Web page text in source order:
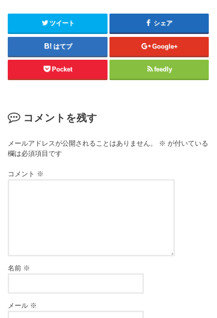
ツイート シェア
はてブ Google+
Pocket feedly
コメントを残す
メールアドレスが公開されることはありません。 ※ が付いている
欄は必須項目です
コメント ※
名前 ※
メール ※